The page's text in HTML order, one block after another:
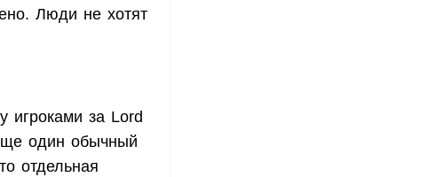
Люди не хотят
игроками за Lord
один обычный
отдельная